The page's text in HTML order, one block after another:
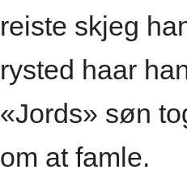
reiste skjeg
rysted haar
«Jords» søn
om at famle.